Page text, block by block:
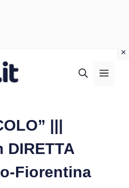
|||
Fiorentina